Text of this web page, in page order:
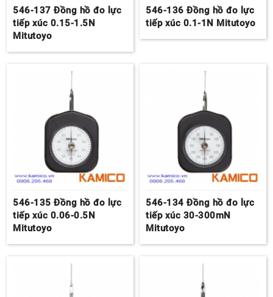
546-137 Đồng hồ đo lực
tiếp xúc 0.15-1.5N
Mitutoyo
546-136 Đồng hồ đo lực
tiếp xúc 0.1-1N Mitutoyo
546-135 Đồng hồ đo lực
tiếp xúc 0.06-0.5N
Mitutoyo
546-134 Đồng hồ đo lực
tiếp xúc 30-300mN
Mitutoyo